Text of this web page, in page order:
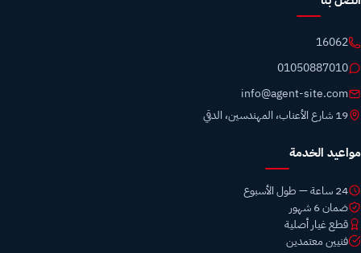
16062
01050887010
info@agent-site.com
19 شارع الأعناب، المهندسين، الدقي
مواعيد الخدمة
24 ساعة — طول الأسبوع
ضمان 6 شهور
قطع غيار أصلية
فنيين معتمدين